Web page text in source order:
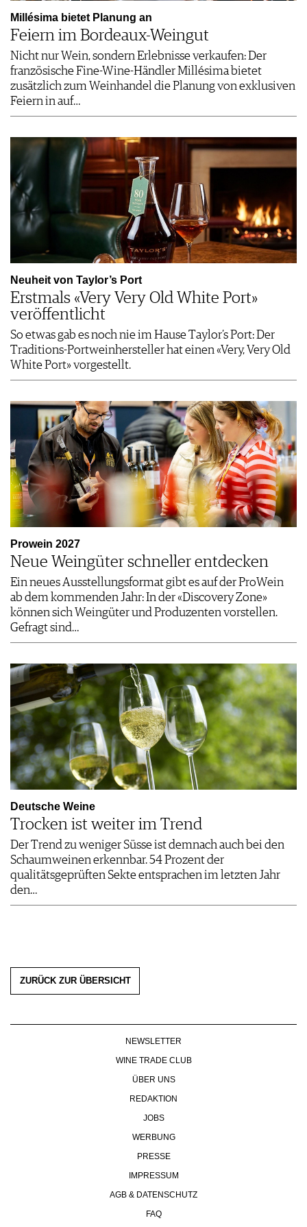
Millésima bietet Planung an
Feiern im Bordeaux-Weingut
Nicht nur Wein, sondern Erlebnisse verkaufen: Der
französische Fine-Wine-Händler Millésima bietet
zusätzlich zum Weinhandel die Planung von exklusiven
Feiern in auf…
Neuheit von Taylor’s Port
Erstmals «Very Very Old White Port»
veröffentlicht
So etwas gab es noch nie im Hause Taylor’s Port: Der
Traditions-Portweinhersteller hat einen «Very, Very Old
White Port» vorgestellt.
Prowein 2027
Neue Weingüter schneller entdecken
Ein neues Ausstellungsformat gibt es auf der ProWein
ab dem kommenden Jahr: In der «Discovery Zone»
können sich Weingüter und Produzenten vorstellen.
Gefragt sind…
Deutsche Weine
Trocken ist weiter im Trend
Der Trend zu weniger Süsse ist demnach auch bei den
Schaumweinen erkennbar. 54 Prozent der
qualitätsgeprüften Sekte entsprachen im letzten Jahr
den…
ZURÜCK ZUR ÜBERSICHT
NEWSLETTER
WINE TRADE CLUB
ÜBER UNS
REDAKTION
JOBS
WERBUNG
PRESSE
IMPRESSUM
AGB & DATENSCHUTZ
FAQ